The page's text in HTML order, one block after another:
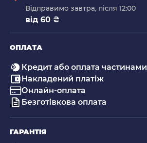
Відправимо завтра, після 12:00
від 60 ₴
ОПЛАТА
Кредит або оплата частинами
Накладений платіж
Онлайн-оплата
Безготівкова оплата
ГАРАНТІЯ